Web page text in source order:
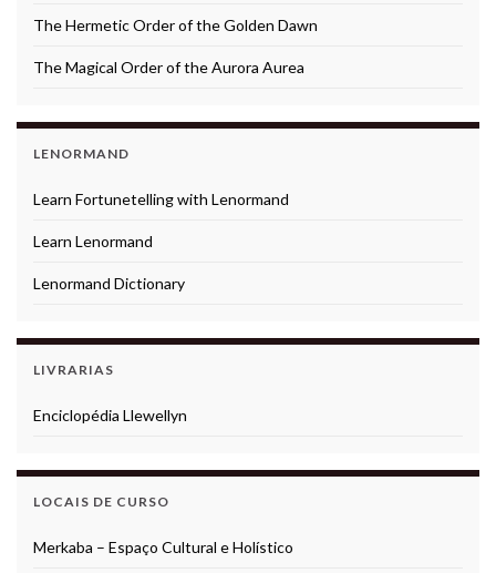
The Hermetic Order of the Golden Dawn
The Magical Order of the Aurora Aurea
LENORMAND
Learn Fortunetelling with Lenormand
Learn Lenormand
Lenormand Dictionary
LIVRARIAS
Enciclopédia Llewellyn
LOCAIS DE CURSO
Merkaba – Espaço Cultural e Holístico